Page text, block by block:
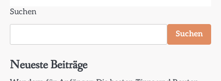
Suchen
Suchen
Neueste Beiträge